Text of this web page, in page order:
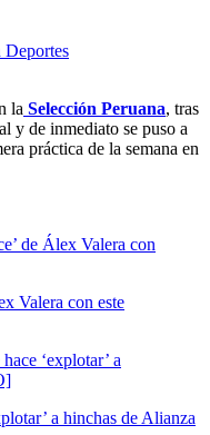
Deportes
la Selección Peruana, tras
y de inmediato se puso a
práctica de la semana en
Valera con este
a hinchas de Alianza